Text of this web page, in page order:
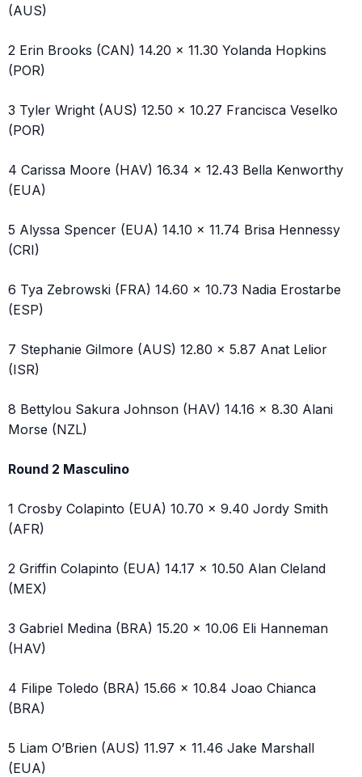
(AUS)
2 Erin Brooks (CAN) 14.20 x 11.30 Yolanda Hopkins
(POR)
3 Tyler Wright (AUS) 12.50 x 10.27 Francisca Veselko
(POR)
4 Carissa Moore (HAV) 16.34 x 12.43 Bella Kenworthy
(EUA)
5 Alyssa Spencer (EUA) 14.10 x 11.74 Brisa Hennessy
(CRI)
6 Tya Zebrowski (FRA) 14.60 x 10.73 Nadia Erostarbe
(ESP)
7 Stephanie Gilmore (AUS) 12.80 x 5.87 Anat Lelior
(ISR)
8 Bettylou Sakura Johnson (HAV) 14.16 x 8.30 Alani
Morse (NZL)
Round 2 Masculino
1 Crosby Colapinto (EUA) 10.70 x 9.40 Jordy Smith
(AFR)
2 Griffin Colapinto (EUA) 14.17 x 10.50 Alan Cleland
(MEX)
3 Gabriel Medina (BRA) 15.20 x 10.06 Eli Hanneman
(HAV)
4 Filipe Toledo (BRA) 15.66 x 10.84 Joao Chianca
(BRA)
5 Liam O’Brien (AUS) 11.97 x 11.46 Jake Marshall
(EUA)